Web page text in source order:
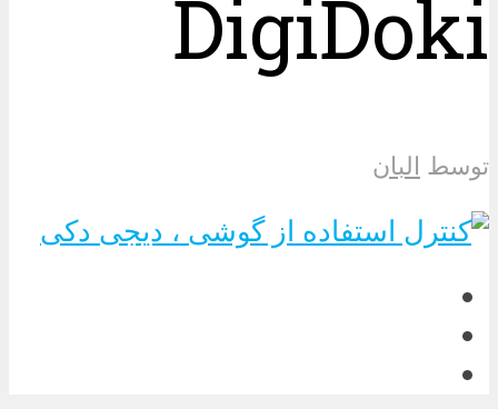
DigiDoki
توسط البان